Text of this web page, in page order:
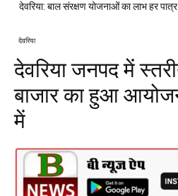
देवरिया: बाल संरक्षण योजनाओं का लाभ हर
देवरिया
देवरिया जनपद में
बाजार का हुआ
में